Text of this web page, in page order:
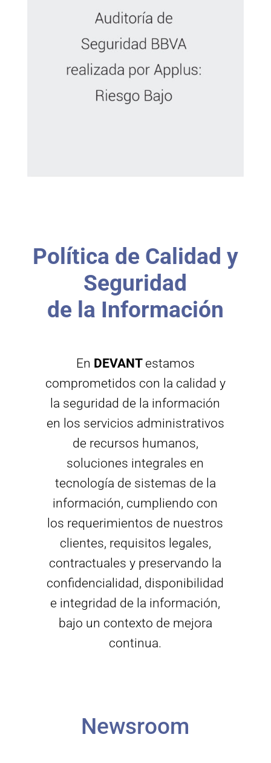
Política de Calidad y
Seguridad
de la Información
En DEVANT estamos
comprometidos con la calidad y
la seguridad de la información
en los servicios administrativos
de recursos humanos,
soluciones integrales en
tecnología de sistemas de la
información, cumpliendo con
los requerimientos de nuestros
clientes, requisitos legales,
contractuales y preservando la
confidencialidad, disponibilidad
e integridad de la información,
bajo un contexto de mejora
continua.
Newsroom